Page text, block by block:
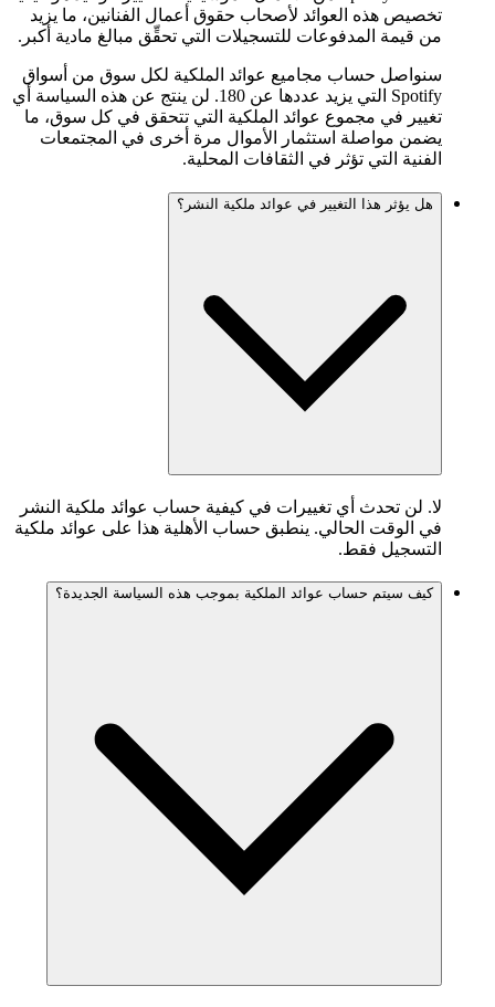
تخصيص هذه العوائد لأصحاب حقوق أعمال الفنانين، ما يزيد
من قيمة المدفوعات للتسجيلات التي تحقِّق مبالغ مادية أكبر.
سنواصل حساب مجاميع عوائد الملكية لكل سوق من أسواق
Spotify التي يزيد عددها عن 180. لن ينتج عن هذه السياسة أي
تغيير في مجموع عوائد الملكية التي تتحقق في كل سوق، ما
يضمن مواصلة استثمار الأموال مرة أخرى في المجتمعات
الفنية التي تؤثر في الثقافات المحلية.
هل يؤثر هذا التغيير في عوائد ملكية النشر؟
لا. لن تحدث أي تغييرات في كيفية حساب عوائد ملكية النشر
في الوقت الحالي. ينطبق حساب الأهلية هذا على عوائد ملكية
التسجيل فقط.
كيف سيتم حساب عوائد الملكية بموجب هذه السياسة الجديدة؟